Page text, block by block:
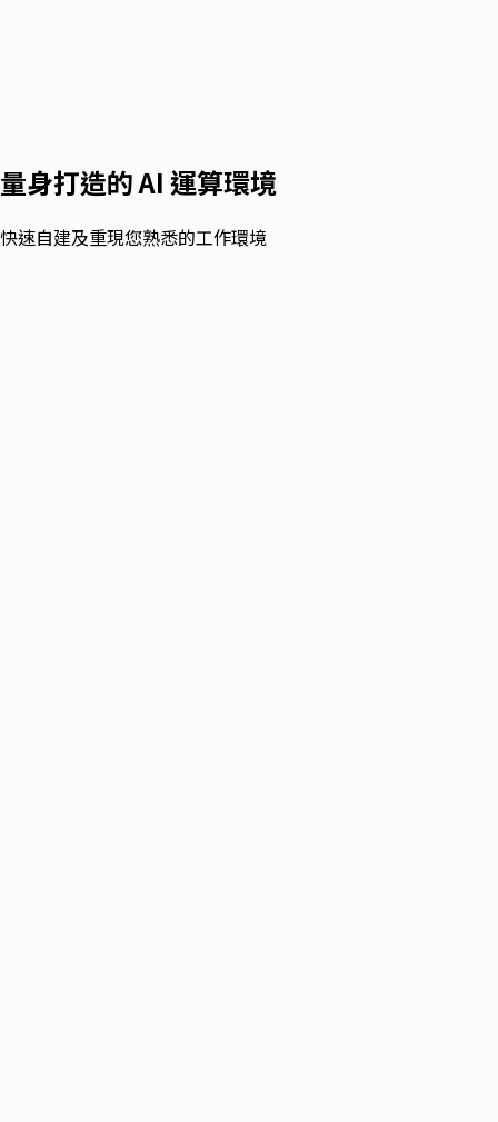
量身打造的 AI 運算環境
快速自建及重現您熟悉的工作環境